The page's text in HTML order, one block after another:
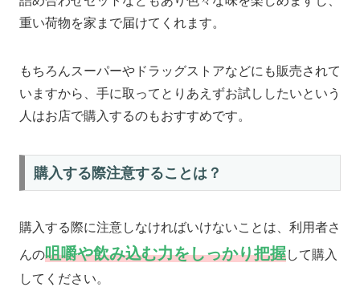
重い荷物を家まで届けてくれます。
もちろんスーパーやドラッグストアなどにも販売されて
いますから、手に取ってとりあえずお試ししたいという
人はお店で購入するのもおすすめです。
購入する際注意することは？
購入する際に注意しなければいけないことは、利用者さ
んの咀嚼や飲み込む力をしっかり把握して購入
してください。